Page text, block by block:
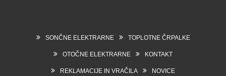
SONČNE ELEKTRARNE TOPLOTNE ČRPALKE
OTOČNE ELEKTRARNE KONTAKT
REKLAMACIJE IN VRAČILA NOVICE